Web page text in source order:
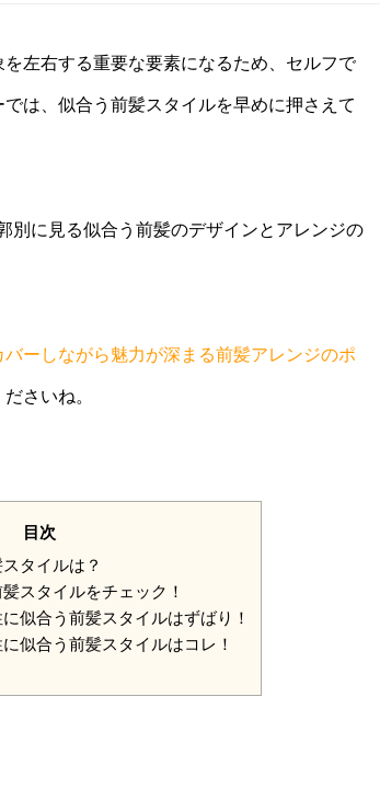
左右する重要な要素になるため、セルフで
は、似合う前髪スタイルを早めに押さえて
別に見る似合う前髪のデザインとアレンジの
ーしながら魅力が深まる前髪アレンジのポ
さいね。
目次
タイルは？
スタイルをチェック！
似合う前髪スタイルはずばり！
似合う前髪スタイルはコレ！